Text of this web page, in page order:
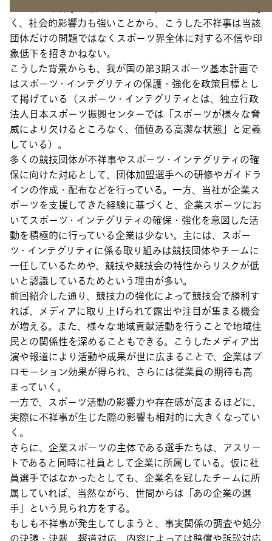
リートの不祥事が報道されている。スポーツは公益性が高
く、社会的影響力も強いことから、こうした不祥事は当該
団体だけの問題ではなくスポーツ界全体に対する不信や印
象低下を招きかねない。
こうした背景からも、我が国の第3期スポーツ基本計画で
はスポーツ・インテグリティの保護・強化を政策目標とし
て掲げている（スポーツ・インテグリティとは、独立行政
法人日本スポーツ振興センターでは「スポーツが様々な脅
威により欠けるところなく、価値ある高潔な状態」と定義
している）。
多くの競技団体が不祥事やスポーツ・インテグリティの確
保に向けた対応として、団体加盟選手への研修やガイドラ
インの作成・配布などを行っている。一方、当社が企業ス
ポーツを支援してきた経験に基づくと、企業スポーツにお
いてスポーツ・インテグリティの確保・強化を意図した活
動を積極的に行っている企業は少ない。主には、スポー
ツ・インテグリティに係る取り組みは競技団体やチームに
一任しているためや、競技や競技会の特性からリスクが低
いと認識しているためという理由が多い。
前回紹介した通り、競技力の強化によって競技会で勝利す
れば、メディアに取り上げられて露出や注目が集まる機会
が増える。また、様々な地域貢献活動を行うことで地域住
民との関係性を深めることもできる。こうしたメディア出
演や報道により活動や成果が世に広まることで、企業はプ
ロモーション効果が得られ、さらには従業員の期待も高
まっていく。
一方で、スポーツ活動の影響力や存在感が高まるほどに、
実際に不祥事が生じた際の影響も相対的に大きくなってい
く。
さらに、企業スポーツの主体である選手たちは、アスリー
トであると同時に社員として企業に所属している。仮に社
員選手ではなかったとしても、企業名を冠したチームに所
属していれば、当然ながら、世間からは「あの企業の選
手」という見られ方をする。
もしも不祥事が発生してしまうと、事実関係の調査や処分